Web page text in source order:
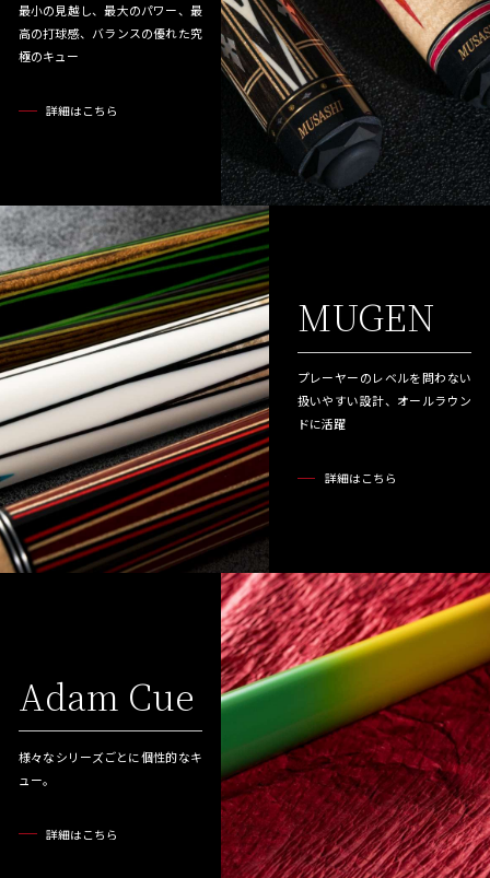
最小の見越し、最大のパワー、最
高の打球感、 バランスの優れた究
極のキュー
詳細はこちら
MUGEN
プレーヤーのレベルを問わない
扱いやすい設計、オールラウン
ドに活躍
詳細はこちら
Adam Cue
様々なシリーズごとに個性的なキ
ュー。
詳細はこちら